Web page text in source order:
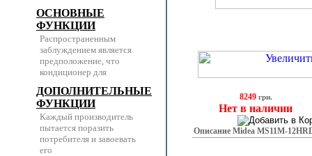
ОСНОВНЫЕ
ФУНКЦИИ
Распространенным
заблуждением является
предположение, что
кондиционер для
ДОПОЛНИТЕЛЬНЫЕ
ФУНКЦИИ
Каждый производитель
пытается поразить
потребителя и завоевать
его
8249грн.
Нет в наличии
Описание Midea MS11M-